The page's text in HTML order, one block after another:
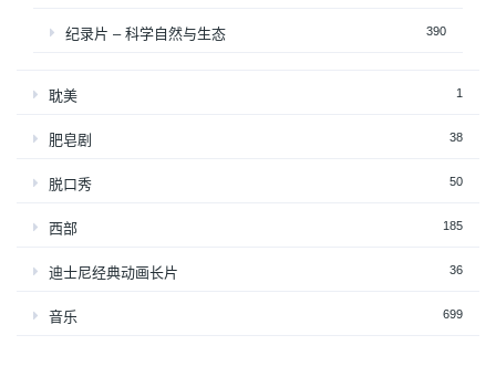
纪录片 – 科学自然与生态 390
耽美 1
肥皂剧 38
脱口秀 50
西部 185
迪士尼经典动画长片 36
音乐 699